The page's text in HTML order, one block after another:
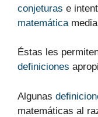
conjeturas e
matemática
Éstas les
definiciones
Algunas
matemáticas al